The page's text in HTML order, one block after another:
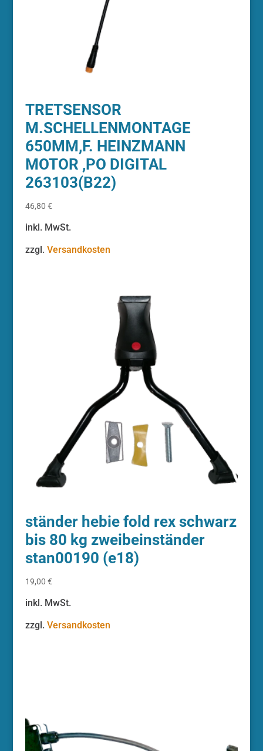
TRETSENSOR
M.SCHELLENMONTAGE
650MM,F. HEINZMANN
MOTOR ,PO DIGITAL
263103(B22)
46,80 €
inkl. MwSt.
zzgl. Versandkosten
ständer hebie fold rex schwarz
bis 80 kg zweibeinständer
stan00190 (e18)
19,00 €
inkl. MwSt.
zzgl. Versandkosten